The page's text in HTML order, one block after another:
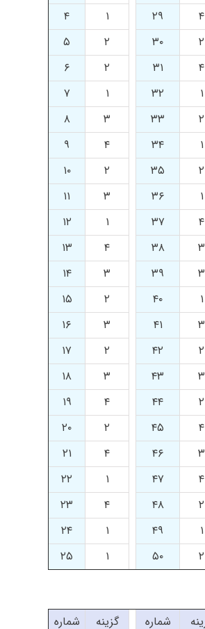
۴ ۲۹ ۱
۴
۲ ۳۰ ۲
۵
۴ ۳۱ ۲
۶
۱ ۳۲ ۱
۷
۲ ۳۳ ۳
۸
۱ ۳۴ ۴
۹
۲ ۳۵ ۲
۱۰
۱ ۳۶ ۳
۱۱
۴ ۳۷ ۱
۱۲
۳ ۳۸ ۴
۱۳
۳ ۳۹ ۳
۱۴
۱ ۴۰ ۲
۱۵
۳ ۴۱ ۳
۱۶
۲ ۴۲ ۲
۱۷
۳ ۴۳ ۳
۱۸
۲ ۴۴ ۴
۱۹
۴ ۴۵ ۲
۲۰
۳ ۴۶ ۴
۲۱
۴ ۴۷ ۱
۲۲
۲ ۴۸ ۴
۲۳
۱ ۴۹ ۱
۲۴
۲ ۵۰ ۱ ۲۵
شماره گزینه شماره